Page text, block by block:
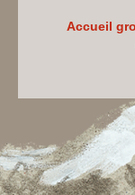
Accueil